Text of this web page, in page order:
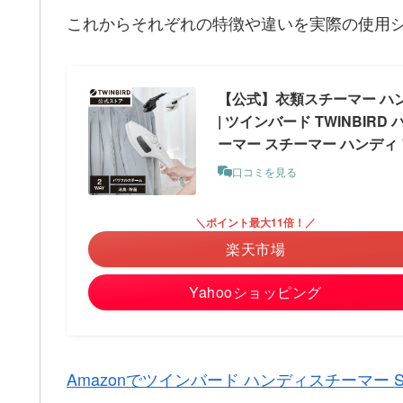
これからそれぞれの特徴や違いを実際の使
【公式】衣類スチーマー
| ツインバード TWINBIRD
ーマー スチーマー ハンデ
口コミを見る
＼ポイント最大11倍！／
楽天市場
Yahooショッピング
Amazonでツインバード ハンディスチーマー